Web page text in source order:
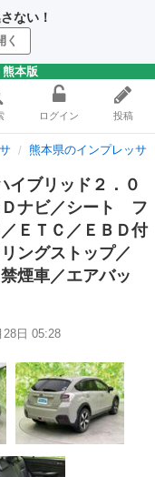
ない！
く
本版
ログイン 投稿
熊本県のインプレッサ
イブリッド２．０
ナビ／シート フ
ＥＴＣ／ＥＢＤ付
ングストップ／
煙車／エアバッ
28日 05:28